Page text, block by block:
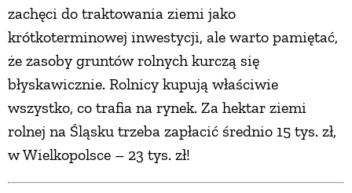
zachęci do traktowania ziemi jako
krótkoterminowej inwestycji, ale warto pamiętać,
że zasoby gruntów rolnych kurczą się
błyskawicznie. Rolnicy kupują właściwie
wszystko, co trafia na rynek. Za hektar ziemi
rolnej na Śląsku trzeba zapłacić średnio 15 tys. zł,
w Wielkopolsce – 23 tys. zł!